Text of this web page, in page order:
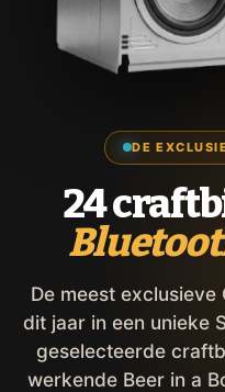
DE
24
De meest exclusieve
dit jaar in een unieke
geselecteerde
werkende Beer in a